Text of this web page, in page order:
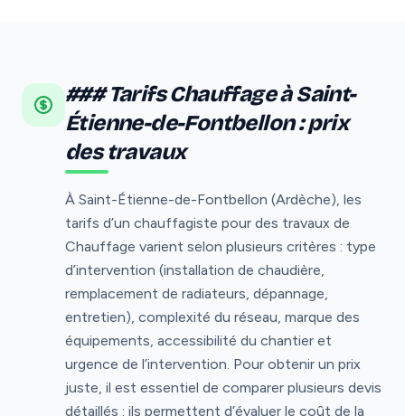
### Tarifs Chauffage à Saint-
Étienne-de-Fontbellon : prix
des travaux
À Saint-Étienne-de-Fontbellon (Ardèche), les
tarifs d’un chauffagiste pour des travaux de
Chauffage varient selon plusieurs critères : type
d’intervention (installation de chaudière,
remplacement de radiateurs, dépannage,
entretien), complexité du réseau, marque des
équipements, accessibilité du chantier et
urgence de l’intervention. Pour obtenir un prix
juste, il est essentiel de comparer plusieurs devis
détaillés : ils permettent d’évaluer le coût de la